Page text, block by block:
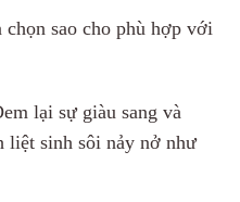
sao cho phù hợp với
lại sự giàu sang và
liệt sinh sôi nảy nở như